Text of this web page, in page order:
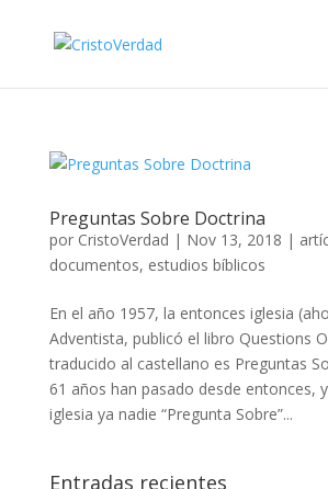
Preguntas Sobre Doctrina
por CristoVerdad | Nov 13, 2018 |
documentos, estudios bíblicos
En el año 1957, la entonces iglesia
Adventista, publicó el libro Questions
traducido al castellano es Preguntas
61 años han pasado desde entonces,
iglesia ya nadie “Pregunta Sobre”...
Entradas recientes